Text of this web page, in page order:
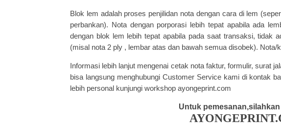
Blok lem adalah proses penjilidan nota dengan cara di lem
perbankan). Nota dengan porporasi lebih tepat apabila ada
dengan blok lem lebih tepat apabila pada saat transaksi, tidak
(misal nota 2 ply , lembar atas dan bawah semua disobek).
Informasi lebih lanjut mengenai cetak nota faktur, formulir, surat
bisa langsung menghubungi Customer Service kami di kontak
lebih personal kunjungi workshop ayongeprint.com
Untuk